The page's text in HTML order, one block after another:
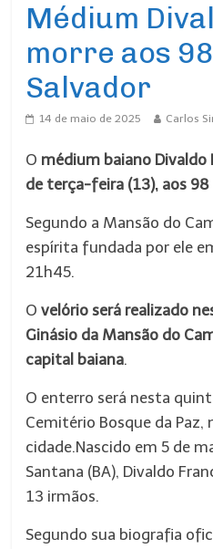
Médium
morre aos
Salvador
14 de maio de 2025 Carlos
O médium baiano
de terça-feira (13), aos 98
Segundo a Mansão do
espírita fundada por ele
21h45.
Ovelório será realizado
Ginásio da Mansão do
capital baiana.
O enterro será nesta
Cemitério Bosque da Paz,
cidade.Nascido em 5 de
Santana (BA), Divaldo
13 irmãos.
Segundo sua biografia